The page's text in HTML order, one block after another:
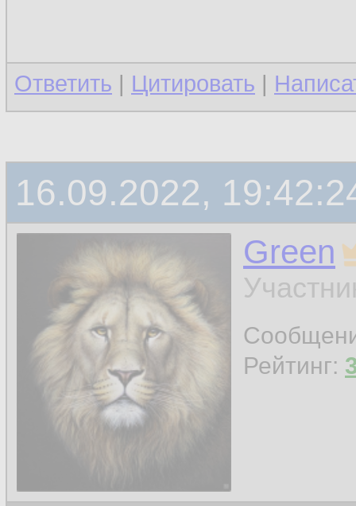
Ответить | Цитировать |
16.09.2022,
Green
Рейтинг: